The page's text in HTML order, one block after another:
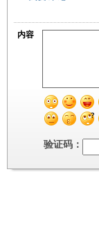
内容
验证码：